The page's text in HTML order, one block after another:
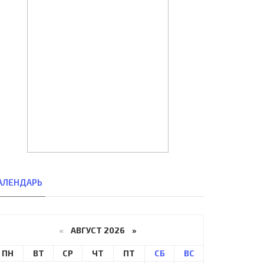
« АВГУСТ 2026 »
ПН ВТ СР ЧТ ПТ СБ ВС